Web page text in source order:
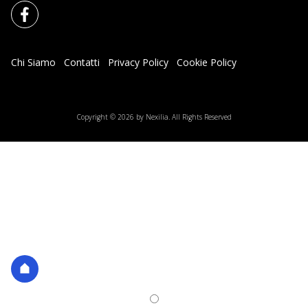
Chi Siamo Contatti Privacy Policy
Cookie Policy
Copyright © 2026 by Nexilia. All Rights Reserved